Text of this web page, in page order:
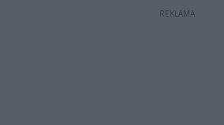
REKLAMA